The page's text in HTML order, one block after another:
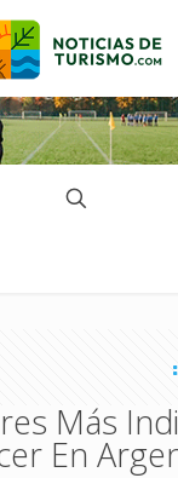
Más
En